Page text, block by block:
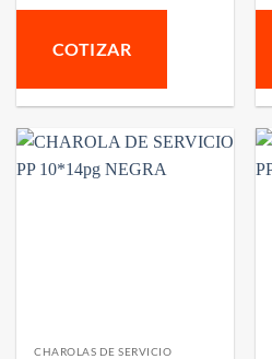
COTIZAR
CHAROLAS DE SERVICIO